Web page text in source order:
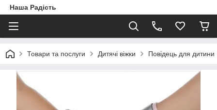
Наша Радість
Товари та послуги Дитячі віжки Повідець для